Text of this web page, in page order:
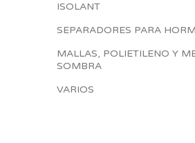
ISOLANT
SEPARADORES PARA
MALLAS, POLIETILENO Y
SOMBRA
VARIOS